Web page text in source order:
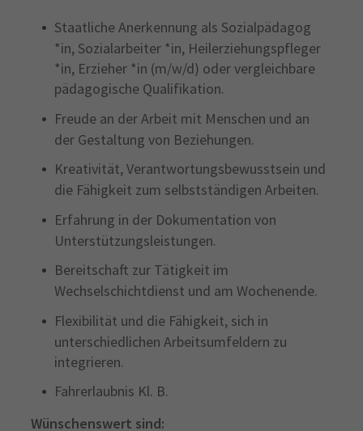
Staatliche Anerkennung als Sozialpädagog
*in, Sozialarbeiter *in, Heilerziehungspfleger
*in, Erzieher *in (m/w/d) oder vergleichbare
pädagogische Qualifikation.
Freude an der Arbeit mit Menschen und an
der Gestaltung von Beziehungen.
Kreativität, Verantwortungsbewusstsein und
die Fähigkeit zum selbstständigen Arbeiten.
Erfahrung in der Dokumentation von
Unterstützungsleistungen.
Bereitschaft zur Tätigkeit im
Wechselschichtdienst und am Wochenende.
Flexibilität und die Fähigkeit, sich in
unterschiedlichen Arbeitsumfeldern zu
integrieren.
Fahrerlaubnis Kl. B.
Wünschenswert sind: